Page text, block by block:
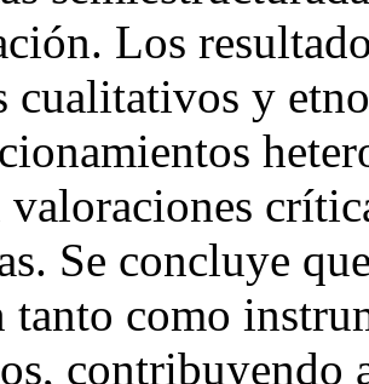
Los
cualitativos y
Se concluye
tanto como
contribuyendo